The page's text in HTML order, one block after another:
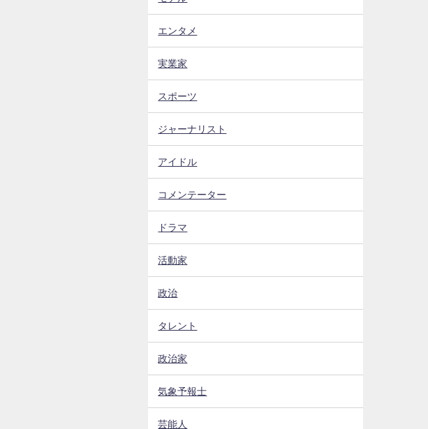
エンタメ
実業家
スポーツ
ジャーナリスト
アイドル
コメンテーター
ドラマ
活動家
政治
タレント
政治家
気象予報士
芸能人